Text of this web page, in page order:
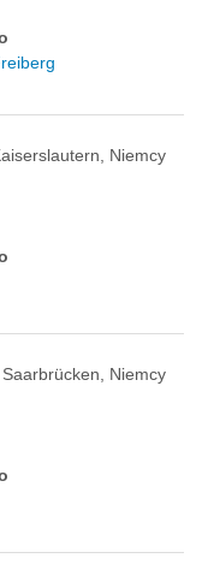
Niemcy
Saarbrücken, Niemcy